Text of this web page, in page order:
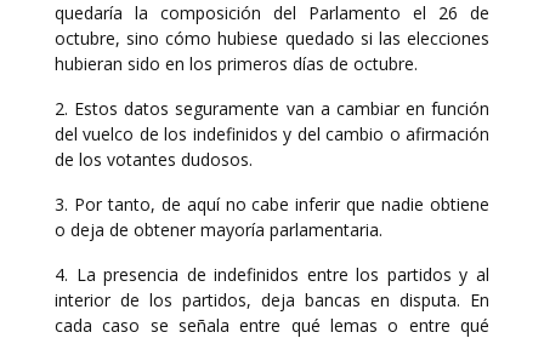
quedaría la composición del Parlamento el 26 de
octubre, sino cómo hubiese quedado si las elecciones
hubieran sido en los primeros días de octubre.
2. Estos datos seguramente van a cambiar en función
del vuelco de los indefinidos y del cambio o afirmación
de los votantes dudosos.
3. Por tanto, de aquí no cabe inferir que nadie obtiene
o deja de obtener mayoría parlamentaria.
4. La presencia de indefinidos entre los partidos y al
interior de los partidos, deja bancas en disputa. En
cada caso se señala entre qué lemas o entre qué